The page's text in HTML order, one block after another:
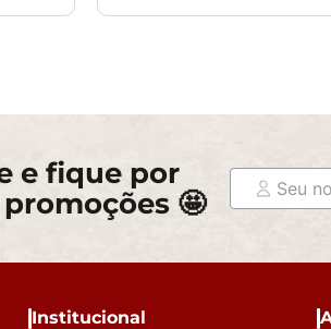
e fique por
🤩
Institucional